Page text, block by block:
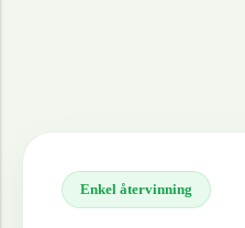
Enkel återvinning